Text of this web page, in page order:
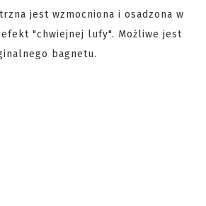
jest wzmocniona i osadzona w
"chwiejnej lufy". Możliwe jest
bagnetu.